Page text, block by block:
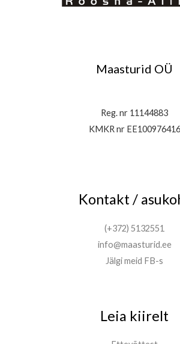
Maasturid OÜ
Reg. nr 11144883
KMKR nr EE100976416
Kontakt /
(+372) 5132551
info@maasturid.ee
Jälgi meid FB-s
Leia kiirelt